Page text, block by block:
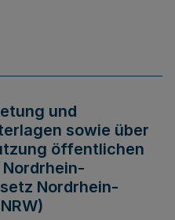
und
sowie über
öffentlichen
Nordrhein-